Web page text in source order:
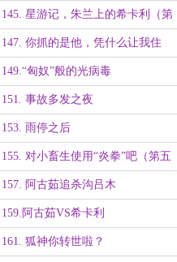
145. 星游记，朱兰上的希卡利（第
五更，求全订！）
147. 你抓的是他，凭什么让我住
手？
149.“匈奴”般的光病毒
151. 事故多发之夜
153. 雨停之后
155. 对小畜生使用“炎拳”吧（第五
更，求全订）
157. 阿古茹追杀沟吕木
159.阿古茹VS希卡利
161. 狐神你转世啦？